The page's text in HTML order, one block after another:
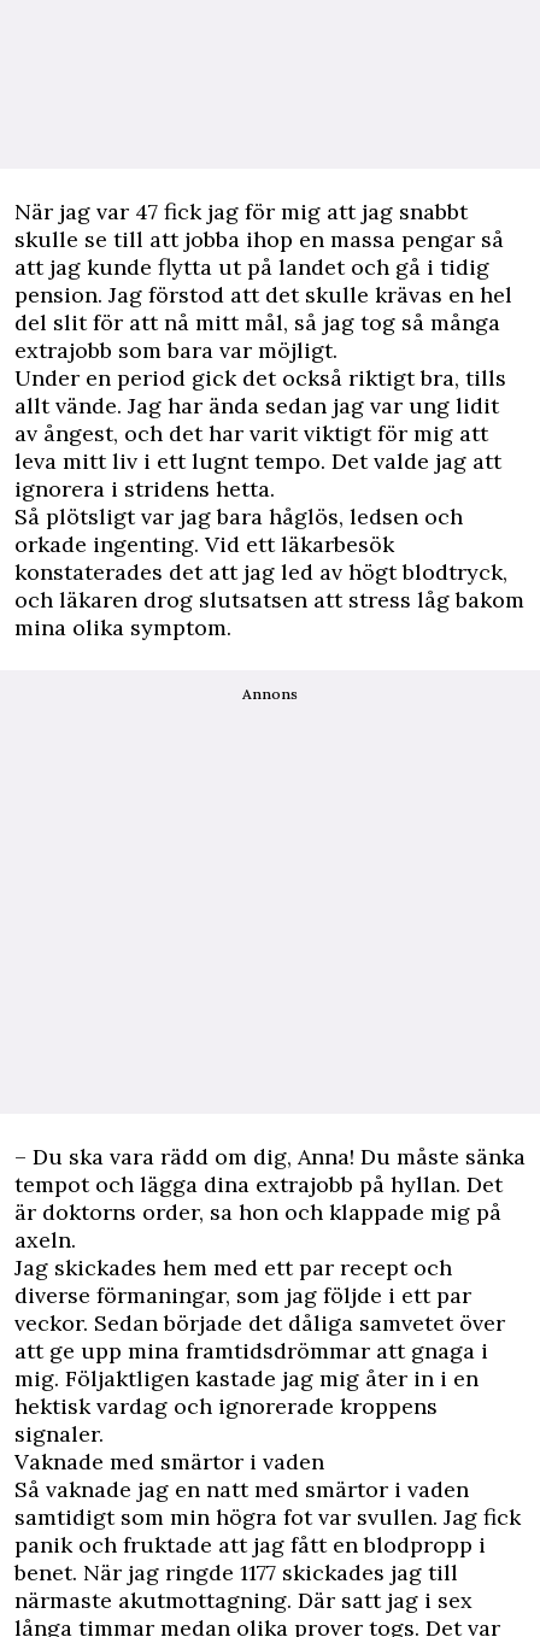
När jag var 47 fick jag för mig att jag snabbt
skulle se till att jobba ihop en massa pengar så
att jag kunde flytta ut på landet och gå i tidig
pension. Jag förstod att det skulle krävas en hel
del slit för att nå mitt mål, så jag tog så många
extrajobb som bara var möjligt.
Under en period gick det också riktigt bra, tills
allt vände. Jag har ända sedan jag var ung lidit
av ångest, och det har varit viktigt för mig att
leva mitt liv i ett lugnt tempo. Det valde jag att
ignorera i stridens hetta.
Så plötsligt var jag bara håglös, ledsen och
orkade ingenting. Vid ett läkarbesök
konstaterades det att jag led av högt blodtryck,
och läkaren drog slutsatsen att stress låg bakom
mina olika symptom.
Annons
– Du ska vara rädd om dig, Anna! Du måste sänka
tempot och lägga dina extrajobb på hyllan. Det
är doktorns order, sa hon och klappade mig på
axeln.
Jag skickades hem med ett par recept och
diverse förmaningar, som jag följde i ett par
veckor. Sedan började det dåliga samvetet över
att ge upp mina framtidsdrömmar att gnaga i
mig. Följaktligen kastade jag mig åter in i en
hektisk vardag och ignorerade kroppens
signaler.
Vaknade med smärtor i vaden
Så vaknade jag en natt med smärtor i vaden
samtidigt som min högra fot var svullen. Jag fick
panik och fruktade att jag fått en blodpropp i
benet. När jag ringde 1177 skickades jag till
närmaste akutmottagning. Där satt jag i sex
långa timmar medan olika prover togs. Det var